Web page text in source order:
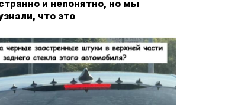
и непонятно, но мы
что это